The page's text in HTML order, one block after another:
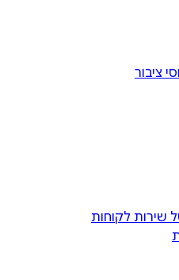
ציבור
שירות לקוחות